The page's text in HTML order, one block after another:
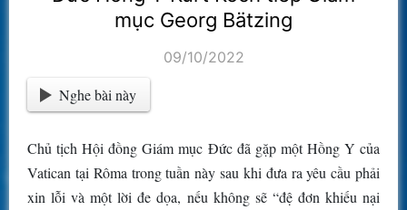
mục Georg Bätzing
09/10/2022
Nghe bài này
Chủ tịch Hội đồng Giám mục Đức đã gặp một Hồng Y của
Vatican tại Rôma trong tuần này sau khi đưa ra yêu cầu phải
xin lỗi và một lời đe dọa, nếu không sẽ “đệ đơn khiếu nại